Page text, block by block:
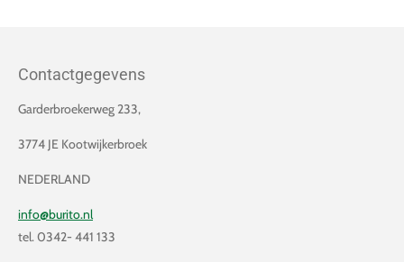
Contactgegevens
Garderbroekerweg 233,
3774 JE Kootwijkerbroek
NEDERLAND
info@burito.nl
tel. 0342- 441 133